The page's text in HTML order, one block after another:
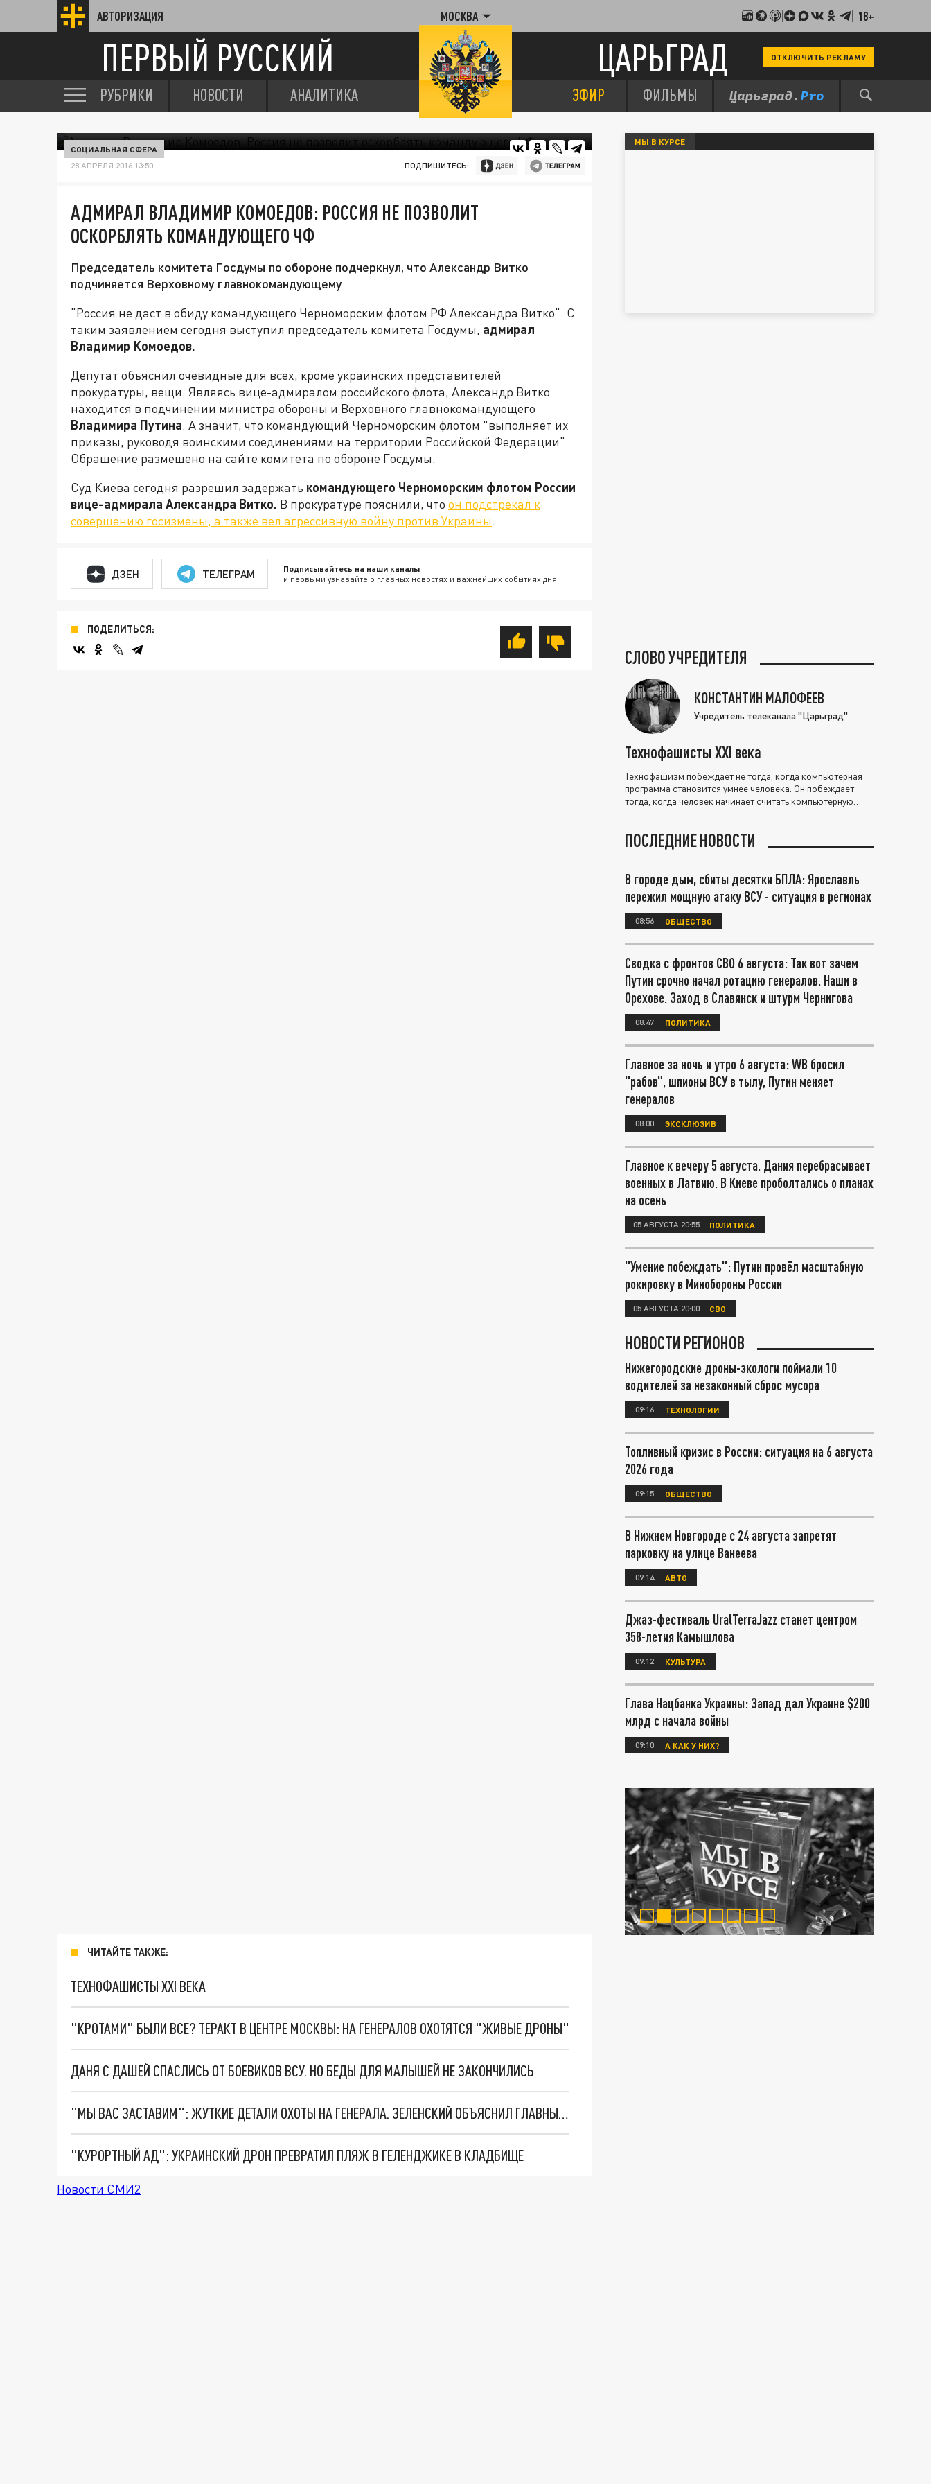
АВТОРИЗАЦИЯ МОСКВА 18+
ПЕРВЫЙ РУССКИЙ ЦАРЬГРАД ОТКЛЮЧИТЬ РЕКЛАМУ
РУБРИКИ НОВОСТИ АНАЛИТИКА ЭФИР ФИЛЬМЫ
СОЦИАЛЬНАЯ СФЕРА
28 АПРЕЛЯ 2016 13:50 ПОДПИШИТЕСЬ:
АДМИРАЛ ВЛАДИМИР КОМОЕДОВ: РОССИЯ НЕ ПОЗВОЛИТ
ОСКОРБЛЯТЬ КОМАНДУЮЩЕГО ЧФ
Председатель комитета Госдумы по обороне подчеркнул, что Александр Витко
подчиняется Верховному главнокомандующему
"Россия не даст в обиду командующего Черноморским флотом РФ Александра Витко". С
таким заявлением сегодня выступил председатель комитета Госдумы, адмирал
Владимир Комоедов.
Депутат объяснил очевидные для всех, кроме украинских представителей
прокуратуры, вещи. Являясь вице-адмиралом российского флота, Александр Витко
находится в подчинении министра обороны и Верховного главнокомандующего
Владимира Путина. А значит, что командующий Черноморским флотом "выполняет их
приказы, руководя воинскими соединениями на территории Российской Федерации".
Обращение размещено на сайте комитета по обороне Госдумы.
Суд Киева сегодня разрешил задержать командующего Черноморским флотом России
вице-адмирала Александра Витко. В прокуратуре пояснили, что он подстрекал к
совершению госизмены, а также вел агрессивную войну против Украины.
ДЗЕН ТЕЛЕГРАМ Подписывайтесь на наши каналы
и первыми узнавайте о главных новостях и важнейших событиях дня.
ПОДЕЛИТЬСЯ:
ЧИТАЙТЕ ТАКЖЕ:
ТЕХНОФАШИСТЫ XXI ВЕКА
"КРОТАМИ" БЫЛИ ВСЕ? ТЕРАКТ В ЦЕНТРЕ МОСКВЫ: НА ГЕНЕРАЛОВ ОХОТЯТСЯ "ЖИВЫЕ ДРОНЫ"
ДАНЯ С ДАШЕЙ СПАСЛИСЬ ОТ БОЕВИКОВ ВСУ. НО БЕДЫ ДЛЯ МАЛЫШЕЙ НЕ ЗАКОНЧИЛИСЬ
"МЫ ВАС ЗАСТАВИМ": ЖУТКИЕ ДЕТАЛИ ОХОТЫ НА ГЕНЕРАЛА. ЗЕЛЕНСКИЙ ОБЪЯСНИЛ ГЛАВНЫЙ СМЫСЛ ТЕРАКТА В ЦЕНТРЕ МОСКВЫ
"КУРОРТНЫЙ АД": УКРАИНСКИЙ ДРОН ПРЕВРАТИЛ ПЛЯЖ В ГЕЛЕНДЖИКЕ В КЛАДБИЩЕ
Новости СМИ2
МЫ В КУРСЕ
СЛОВО УЧРЕДИТЕЛЯ
КОНСТАНТИН МАЛОФЕЕВ
Учредитель телеканала "Царьград"
Технофашисты XXI века
Технофашизм побеждает не тогда, когда компьютерная
программа становится умнее человека. Он побеждает
тогда, когда человек начинает считать компьютерную
ПОСЛЕДНИЕ НОВОСТИ
В городе дым, сбиты десятки БПЛА: Ярославль
пережил мощную атаку ВСУ - ситуация в регионах
08:56 ОБЩЕСТВО
Сводка с фронтов СВО 6 августа: Так вот зачем
Путин срочно начал ротацию генералов. Наши в
Орехове. Заход в Славянск и штурм Чернигова
08:47 ПОЛИТИКА
Главное за ночь и утро 6 августа: WB бросил
"рабов", шпионы ВСУ в тылу, Путин меняет
генералов
08:00 ЭКСКЛЮЗИВ
Главное к вечеру 5 августа. Дания перебрасывает
военных в Латвию. В Киеве проболтались о планах
на осень
05 АВГУСТА 20:55 ПОЛИТИКА
"Умение побеждать": Путин провёл масштабную
рокировку в Минобороны России
05 АВГУСТА 20:00 СВО
НОВОСТИ РЕГИОНОВ
Нижегородские дроны-экологи поймали 10
водителей за незаконный сброс мусора
09:16 ТЕХНОЛОГИИ
Топливный кризис в России: ситуация на 6 августа
2026 года
09:15 ОБЩЕСТВО
В Нижнем Новгороде с 24 августа запретят
парковку на улице Ванеева
09:14 АВТО
Джаз-фестиваль UralTerraJazz станет центром
358-летия Камышлова
09:12 КУЛЬТУРА
Глава Нацбанка Украины: Запад дал Украине $200
млрд с начала войны
09:10 А КАК У НИХ?